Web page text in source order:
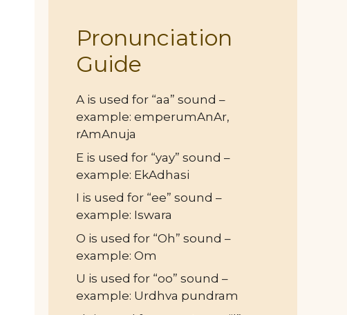
Pronunciation
Guide
A is used for “aa” sound –
example: emperumAnAr,
rAmAnuja
E is used for “yay” sound –
example: EkAdhasi
I is used for “ee” sound –
example: Iswara
O is used for “Oh” sound –
example: Om
U is used for “oo” sound –
example: Urdhva pundram